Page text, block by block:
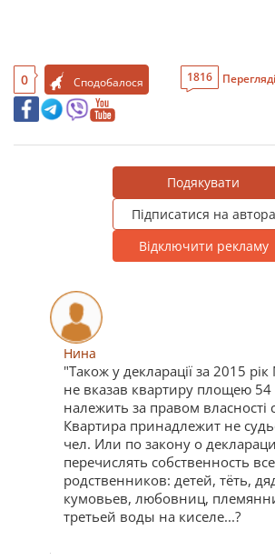
0 Сподобалося 1816
Подякувати
Підписатися на автора
Відключити рекламу
Нина
"Також у декларації за 2015
не вказав квартиру площею 54
належить за правом власності
Квартира принадлежит не
чел. Или по закону о
перечислять собственность
родственников: детей, тёть,
кумовьев, любовниц,
третьей воды на киселе...?